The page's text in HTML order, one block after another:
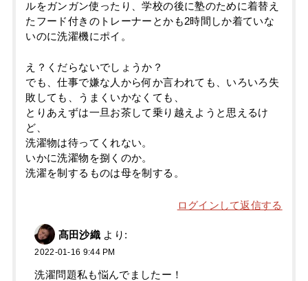
ルをガンガン使ったり、学校の後に塾のために着替え
たフード付きのトレーナーとかも2時間しか着ていな
いのに洗濯機にポイ。
え？くだらないでしょうか？
でも、仕事で嫌な人から何か言われても、いろいろ失
敗しても、うまくいかなくても、
とりあえずは一旦お茶して乗り越えようと思えるけ
ど、
洗濯物は待ってくれない。
いかに洗濯物を捌くのか。
洗濯を制するものは母を制する。
ログインして返信する
髙田沙織 より:
2022-01-16 9:44 PM
洗濯問題私も悩んでましたー！